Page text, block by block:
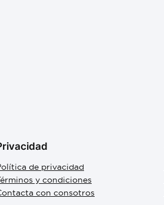
de privacidad
y condiciones
con consotros